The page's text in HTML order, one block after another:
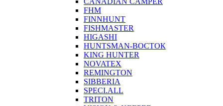
FHM
FINNHUNT
FISHMASTER
HIGASHI
HUNTSMAN-ВОСТОК
KING HUNTER
NOVATEX
REMINGTON
SIBBERIA
SPECI.ALL
TRITON